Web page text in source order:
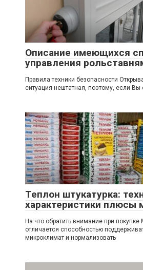
Описание имеющихся
управления
Правила техники безопасности
ситуация нештатная, поэтому, если Вы
Теплон штукатурка:
характеристики плюсы
На что обратить внимание при покупке
отличается способностью
микроклимат и нормализовать